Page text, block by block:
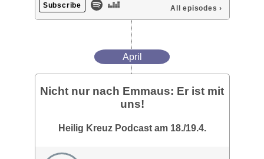
Subscribe All episodes ›
April
Nicht nur nach Emmaus: Er ist mit
uns!
Heilig Kreuz Podcast am 18./19.4.